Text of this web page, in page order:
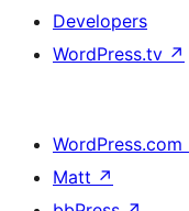
Developers
WordPress.tv ↗
WordPress.com
Matt ↗